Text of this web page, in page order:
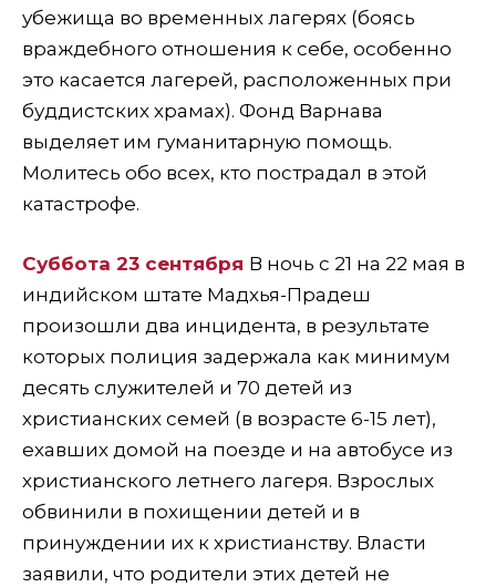
убежища во временных лагерях (боясь
враждебного отношения к себе, особенно
это касается лагерей, расположенных при
буддистских храмах). Фонд Варнава
выделяет им гуманитарную помощь.
Молитесь обо всех, кто пострадал в этой
катастрофе.
Суббота 23 сентября В ночь с 21 на 22 мая в
индийском штате Мадхья-Прадеш
произошли два инцидента, в результате
которых полиция задержала как минимум
десять служителей и 70 детей из
христианских семей (в возрасте 6-15 лет),
ехавших домой на поезде и на автобусе из
христианского летнего лагеря. Взрослых
обвинили в похищении детей и в
принуждении их к христианству. Власти
заявили, что родители этих детей не